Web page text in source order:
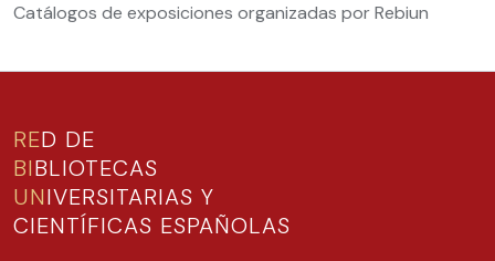
Catálogos de exposiciones organizadas por Rebiun
RED DE
BIBLIOTECAS
UNIVERSITARIAS Y
CIENTÍFICAS ESPAÑOLAS